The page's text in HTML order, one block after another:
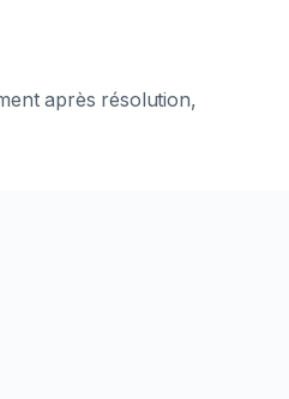
après résolution,